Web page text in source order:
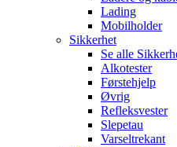
Lading
Mobilholder
Sikkerhet
Se alle
Alkotester
Førstehjelp
Øvrig
Refleksvester
Slepetau
Varseltrekant